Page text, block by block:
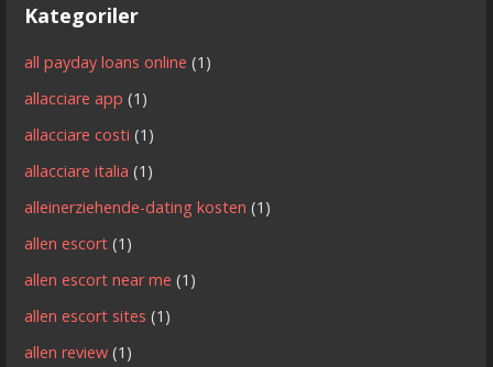
Kategoriler
all payday loans online (1)
allacciare app (1)
allacciare costi (1)
allacciare italia (1)
alleinerziehende-dating kosten (1)
allen escort (1)
allen escort near me (1)
allen escort sites (1)
allen review (1)